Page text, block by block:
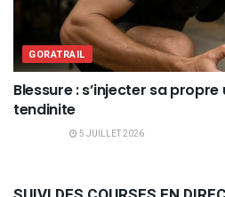
GORATRAIL
Blessure : s’injecter sa
tendinite
5 JUILLET 2026